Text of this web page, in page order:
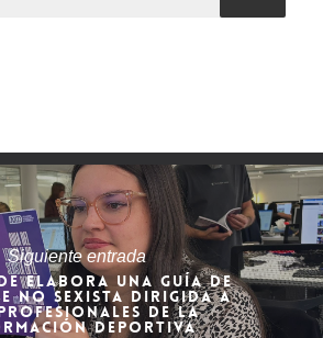
Siguiente entrada
ELABORA UNA GUÍA DE
NO SEXISTA DIRIGIDA A
DE LA
DEPORTIVA